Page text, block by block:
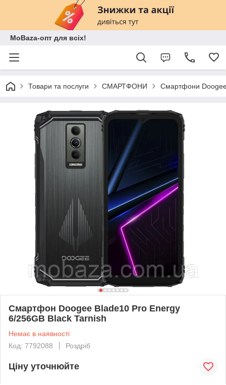
MoBaza-опт для всіх!
Товари та послуги СМАРТФОНИ Смартфони
Смартфон Doogee Blade10 Pro Energy
6/256GB Black Tarnish
Немає в наявності
Код: 7792088
Роздріб
Ціну уточнюйте